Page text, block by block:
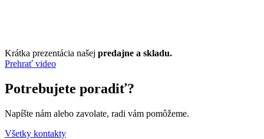
Krátka prezentácia našej predajne a skladu.
Prehrať video
Potrebujete poradiť?
Napíšte nám alebo zavolate, radi vám pomôžeme.
Všetky kontakty